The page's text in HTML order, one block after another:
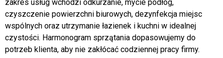
pracowników. Oferujemy kompleksowesprzątanie biur i
lokali usługowychw Gdańsku, Gdyni, Sopocie i Tczewie. W
zakres usług wchodzi odkurzanie, mycie podłóg,
czyszczenie powierzchni biurowych, dezynfekcja miejsc
wspólnych oraz utrzymanie łazienek i kuchni w idealnej